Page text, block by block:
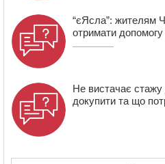
“єЯсла”: жителям
отримати
Не вистачає стажу
докупити та що